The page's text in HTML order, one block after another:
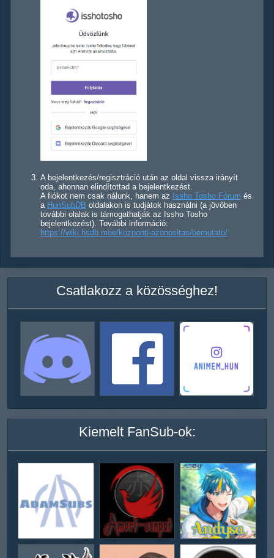
A bejelentkezés/regisztráció után az oldal vissza irányít
oda, ahonnan elindítottad a bejelentkezést.
A fiókot nem csak nálunk, hanem az Issho Tosho Fórum és
a HunSubDB oldalakon is tudjátok használni (a jövőben
további olalak is támogathatják az Issho Tosho
bejelentkezést). További információ:
https://wiki.hsdb.moe/kozponti-azonositas/bemutato/
Csatlakozz a közösséghez!
Kiemelt FanSub-ok: